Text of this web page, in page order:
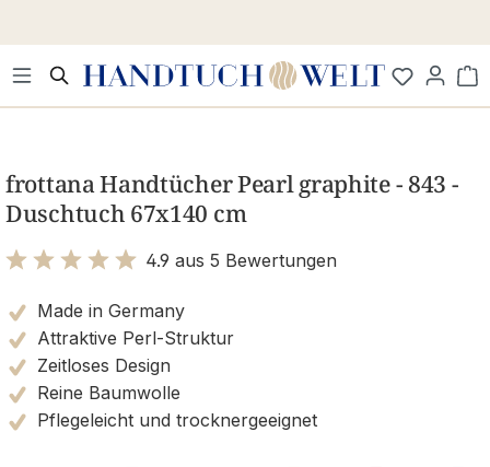
frottana Handtücher Pearl graphite - 843 -
Duschtuch 67x140 cm
4.9 aus 5 Bewertungen
Made in Germany
Attraktive Perl-Struktur
Zeitloses Design
Reine Baumwolle
Pflegeleicht und trocknergeeignet